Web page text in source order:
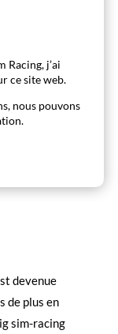
Racing, j’ai
ce site web.
nous pouvons
devenue
de plus en
sim-racing